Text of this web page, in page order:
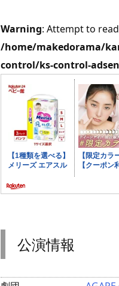
Warning: Attempt to
/home/makedorama/
control/ks-control-
公演情報